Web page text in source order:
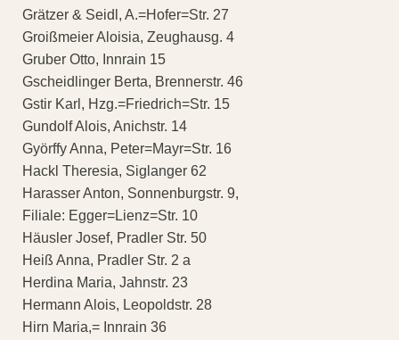
Grätzer & Seidl, A.=Hofer=Str. 27
Groißmeier Aloisia, Zeughausg. 4
Gruber Otto, Innrain 15
Gscheidlinger Berta, Brennerstr. 46
Gstir Karl, Hzg.=Friedrich=Str. 15
Gundolf Alois, Anichstr. 14
Györffy Anna, Peter=Mayr=Str. 16
Hackl Theresia, Siglanger 62
Harasser Anton, Sonnenburgstr. 9,
Filiale: Egger=Lienz=Str. 10
Häusler Josef, Pradler Str. 50
Heiß Anna, Pradler Str. 2 a
Herdina Maria, Jahnstr. 23
Hermann Alois, Leopoldstr. 28
Hirn Maria,= Innrain 36